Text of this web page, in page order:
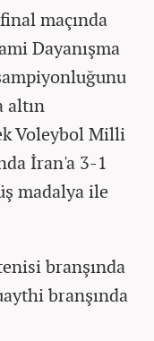
maçında
Dayanışma
altın
Voleybol Milli
İran'a 3-1
madalya ile
branşında
branşında